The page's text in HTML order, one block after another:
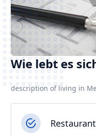
Wie lebt es
description of living in